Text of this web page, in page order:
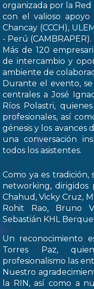
organizada por la
con el valioso
Chancay (CCCH),
- Perú (CAMBRAPER).
Más de 120
de intercambio y
ambiente de
Durante el evento,
centrales a José
Ríos Polastri,
profesionales, así
génesis y los avances
una conversación
todos los asistentes.
Como ya es tradición,
networking, dirigidos
Chahud, Vicky Cruz,
Rohit Rao, Bruno
Sebastián KHL
Un reconocimiento
Torres Paz,
profesionalismo las
Nuestro
la RIN, así como a